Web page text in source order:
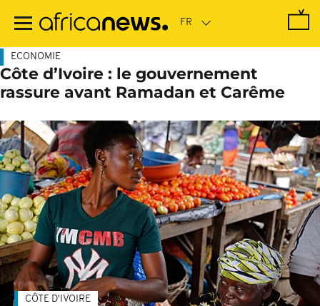
contenu
ECONOMIE
Côte d’Ivoire : le gouvernement
rassure avant Ramadan et Carême
CÔTE D'IVOIRE